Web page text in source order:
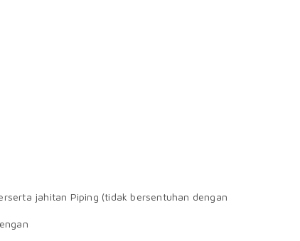
jahitan Piping (tidak bersentuhan dengan